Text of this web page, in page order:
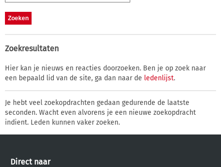
Zoekresultaten
Hier kan je nieuws en reacties doorzoeken. Ben je op zoek naar
een bepaald lid van de site, ga dan naar de ledenlijst.
Je hebt veel zoekopdrachten gedaan gedurende de laatste
seconden. Wacht even alvorens je een nieuwe zoekopdracht
indient. Leden kunnen vaker zoeken.
Direct naar